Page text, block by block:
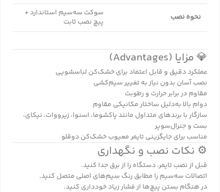
نحوه نصب
سوکت سه‌سیم استاندارد +
پیچ نصب ثابت
💎 مزایا (Advantages)
عملکرد دقیق و قابل اعتماد برای خشک‌کن لباسشویی
نصب آسان بدون نیاز به تغییر سیم‌کشی
مقاوم در برابر حرارت و رطوبت
دوام بالا به‌دلیل ساختار مکانیکی مقاوم
سازگار با برندهای متداول مانند پاکشوما، اسنوا، زیرووات، نیکای،
بست و جنرال‌سوپر
مناسب برای جایگزینی تایمر معیوب خشک‌کن دوقلو
⚙️ نکات نصب و نگهداری
قبل از نصب تایمر، دستگاه را از برق جدا کنید.
اتصالات سه‌سیم را مطابق رنگ سیم‌های اصلی متصل کنید.
در هنگام بستن پیچ‌ها از فشار زیاد خودداری کنید.